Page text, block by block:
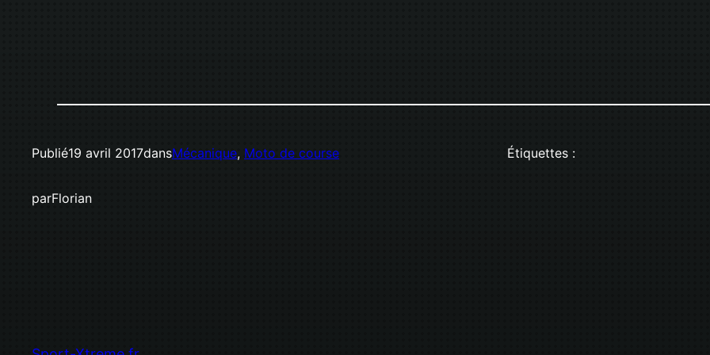
Publié19 avril 2017dansMécanique, Moto de course
parFlorian
Étiquettes :